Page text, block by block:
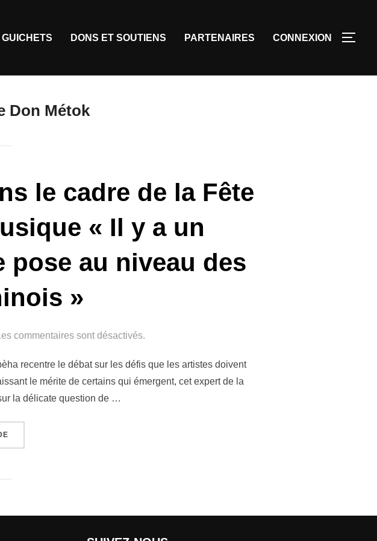
GUICHETS DONS ET SOUTIENS PARTENAIRES CONNEXION
Don Métok
le cadre de la Fête
« Il y a un
pose au niveau des
»
Les commentaires sont désactivés.
recentre le débat sur les défis que les artistes doivent
le mérite de certains qui émergent, cet expert de la
la délicate question de …